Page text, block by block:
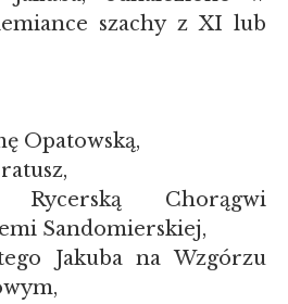
szachy z XI lub
Opatowską,
Rycerską Chorągwi
Sandomierskiej,
Jakuba na Wzgórzu